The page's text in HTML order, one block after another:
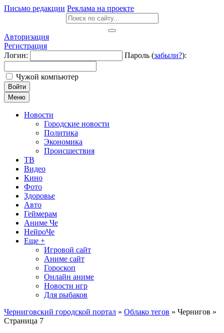
Письмо редакции Реклама на проекте
Авторизация
Регистрация
Логин:
Пароль (забыли?):
Чужой компьютер
Войти
Меню
Новости
Городские новости
Политика
Экономика
Происшествия
ТВ
Видео
Кино
Фото
Здоровье
Авто
Геймерам
Аниме Че
НейроЧе
Еще +
Игровой сайт
Аниме сайт
Гороскоп
Онлайн аниме
Новости игр
Для рыбаков
Черниговский городской портал » Облако тегов » Чернигов »
Страница 7